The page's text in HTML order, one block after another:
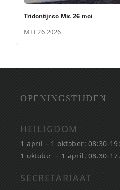
Tridentijnse Mis 26 mei
MEI 26 2026
OPENINGSTIJDEN
HEILIGDOM
1 april – 1 oktober: 08:30-
1 oktober – 1 april: 08:30-
SECRETARIAAT